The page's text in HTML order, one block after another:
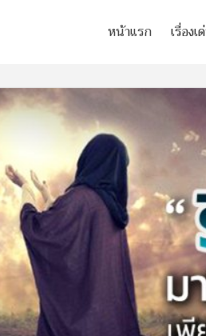
หน้าแรก เรื่องเ